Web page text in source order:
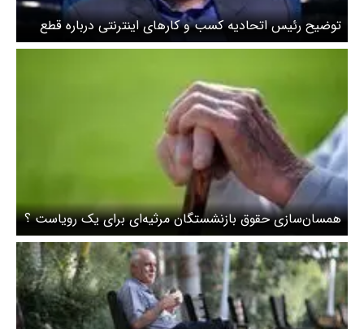
توضیح رئیس اتحادیه کسب و کارهای اینترنتی درباره قطع
مستمری برخی بازنشستگان
همسان‌سازی حقوق بازنشستگان مرثیه‌ای برای یک رویاست ؟
/ افزایش بی دوام مستمری